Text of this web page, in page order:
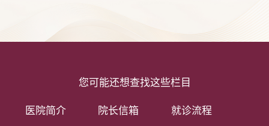
您可能还想查找这些栏目
医院简介 院长信箱
就诊流程